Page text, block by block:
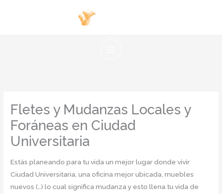
Fletes y Mudanzas Locales y
Foráneas en Ciudad
Universitaria
Estás planeando para tu vida un mejor lugar donde vivir
Ciudad Universitaria, una oficina mejor ubicada, muebles
nuevos (…) lo cual significa mudanza y esto llena tu vida de